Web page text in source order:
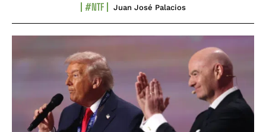
#NTF Juan José Palacios